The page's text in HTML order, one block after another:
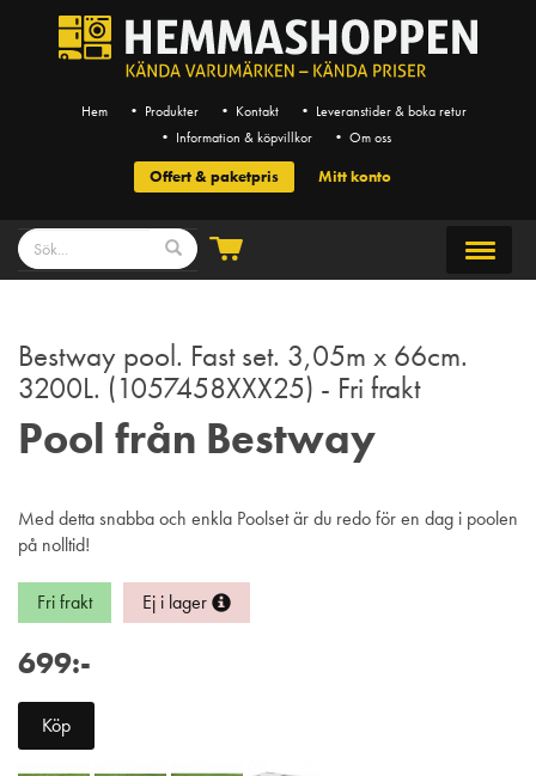
Hem • Produkter • Kontakt
• Leveranstider & boka retur
• Information & köpvillkor
• Om oss
Offert & paketpris Mitt konto
Bestway pool. Fast set. 3,05m x 66cm.
3200L. (1057458XXX25) - Fri frakt
Pool från Bestway
Med detta snabba och enkla Poolset är du redo för en dag i poolen
på nolltid!
Fri frakt Ej i lager
699:-
Köp